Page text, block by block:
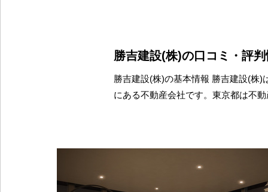
勝吉建設(株)の口コミ・評
勝吉建設(株)の基本情報 勝吉建設(株)
にある不動産会社です。東京都は不